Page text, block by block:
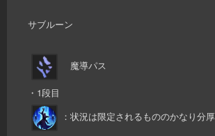
サブルーン
魔導パス
・1段目
：状況は限定されるもののかなり分